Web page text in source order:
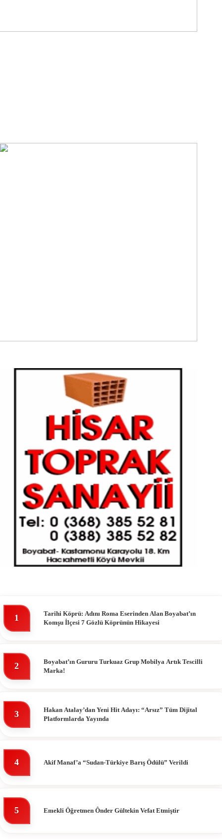
1
Tarihi Köprü: Adını Roma Eserinden Alan Boyabat’ın
Komşu İlçesi 7 Gözlü Köprünün Hikayesi
2
Boyabat’ın Gururu Turkuaz Grup Mobilya Artık Tescilli
Marka!
3
Hakan Atalay’dan Yeni Hit Adayı: “Arsız” Tüm Dijital
Platformlarda Yayında
4 Akif Manaf’a “Sudan-Türkiye Barış Ödülü” Verildi
5 Emekli Öğretmen Ônder Gültekin Vefat Etmiştir